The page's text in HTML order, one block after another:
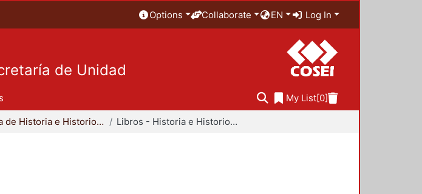
Options Collaborate EN Log In
de Unidad
My List[0]
Área de Historia e Historiografía Libros - Historia e Historiografía